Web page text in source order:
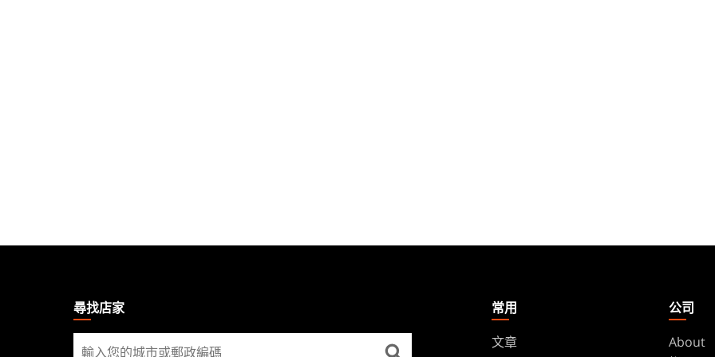
GATHERING尋找店家
尋
常用
文章
公司
About